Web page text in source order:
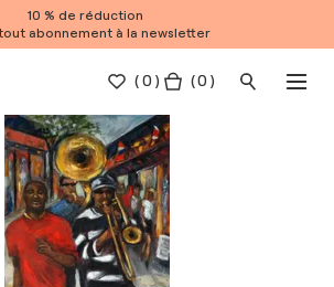
10 % de réduction
abonnement à la newsletter
(0 ) ( 0 )